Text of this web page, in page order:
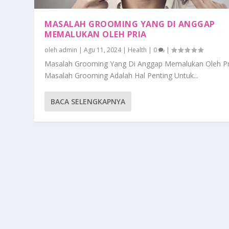
MASALAH GROOMING YANG DI ANGGAP
MEMALUKAN OLEH PRIA
oleh admin |Agu 11, 2024| Health | 0 |
Masalah Grooming Yang Di Anggap Memalukan Oleh
Masalah Grooming Adalah Hal Penting Untuk...
BACA SELENGKAPNYA